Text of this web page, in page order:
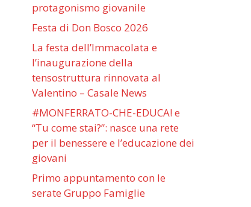
protagonismo giovanile
Festa di Don Bosco 2026
La festa dell’Immacolata e
l’inaugurazione della
tensostruttura rinnovata al
Valentino – Casale News
#MONFERRATO-CHE-EDUCA! e
“Tu come stai?”: nasce una rete
per il benessere e l’educazione dei
giovani
Primo appuntamento con le
serate Gruppo Famiglie